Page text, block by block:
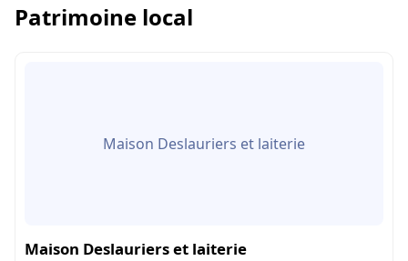
Patrimoine local
Maison Deslauriers et laiterie
Maison Deslauriers et laiterie